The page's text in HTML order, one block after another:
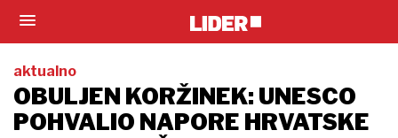
aktualno
OBULJEN KORŽINEK: UNESCO
POHVALIO NAPORE HRVATSKE